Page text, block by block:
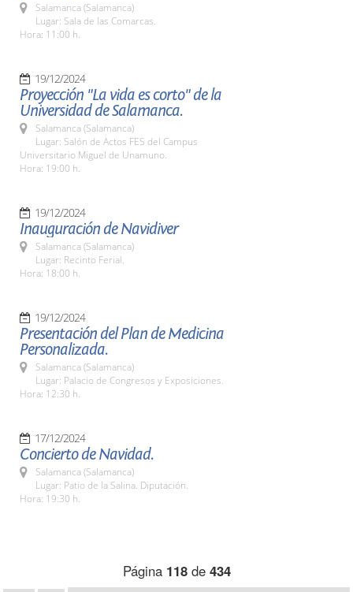
Salamanca (Salamanca)
Lugar: Sala de las Comarcas.
Hora: 11:00 h.
19/12/2024
Proyección "La vida es corto" de la
Universidad de Salamanca.
Salamanca (Salamanca)
Lugar: Salón de Actos FES del Campus
Universitario Miguel de Unamuno.
Hora: 19:00 h.
19/12/2024
Inauguración de Navidiver
Salamanca (Salamanca)
Lugar: Recinto Ferial.
Hora: 18:00 h.
19/12/2024
Presentación del Plan de Medicina
Personalizada.
Salamanca (Salamanca)
Lugar: Palacio de Congresos y Exposiciones.
Hora: 12:30 h.
17/12/2024
Concierto de Navidad.
Salamanca (Salamanca)
Lugar: Patio de la Salina. Diputación.
Hora: 19:30 h.
Página 118de 434